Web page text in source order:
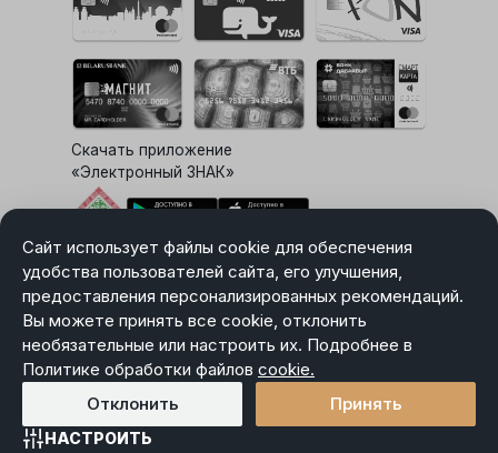
Сайт использует файлы cookie для обеспечения
удобства пользователей сайта, его улучшения,
предоставления персонализированных рекомендаций.
Вы можете принять все cookie, отклонить
необязательные или настроить их. Подробнее в
Политике обработки файлов cookie.
НАСТРОИТЬ
Отклонить Принять
Скачать приложение
«Электронный ЗНАК»
Выбор настроек Cookie
Карта сайта
Политика в отношении обработки персональных данных
Пользовательское соглашение